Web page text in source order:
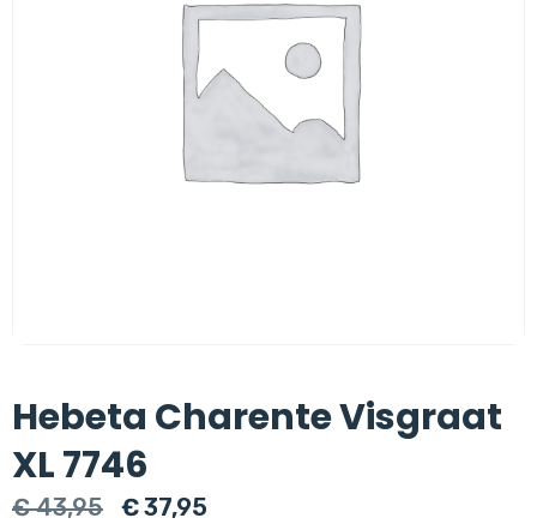
Hebeta Charente Visgraat
XL 7746
€43,95
Oorspronkelijke
€37,95